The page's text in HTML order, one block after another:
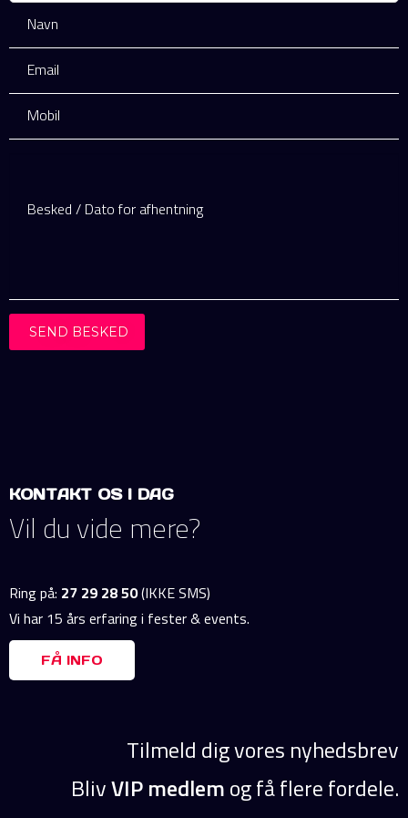
SEND BESKED
KONTAKT OS I DAG
Vil du vide mere?
Ring på: 27 29 28 50(IKKE SMS)
Vi har 15 års erfaring i fester & events.
FÅ INFO
Tilmeld dig vores nyhedsbrev
BlivVIP medlemog få flere fordele.